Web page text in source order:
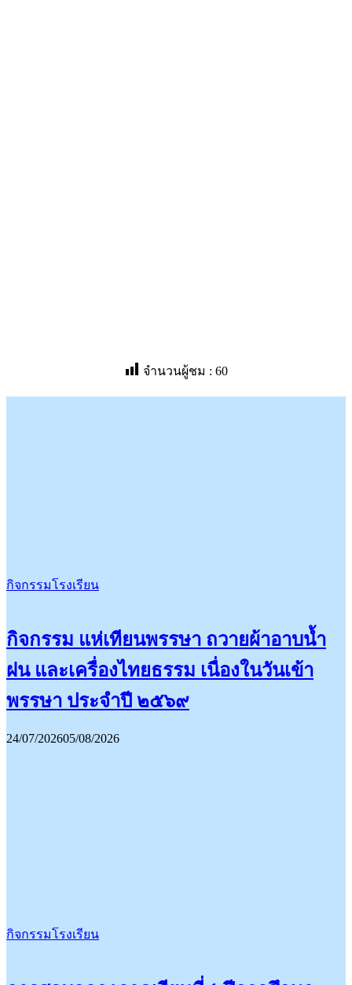
จำนวนผู้ชม : 60
กิจกรรมโรงเรียน
กิจกรรม แห่เทียนพรรษา ถวายผ้าอาบน้ำ
ฝน และเครื่องไทยธรรม เนื่องในวันเข้า
พรรษา ประจำปี ๒๕๖๙
24/07/202605/08/2026
กิจกรรมโรงเรียน